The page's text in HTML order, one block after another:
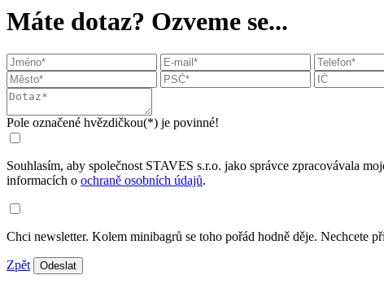
Máte dotaz? Ozveme se...
Pole označené hvězdičkou(*) je povinné!
Souhlasím, aby společnost STAVES s.r.o. jako správce zpracovávala
informacích o ochraně osobních údajů.
Chci newsletter. Kolem minibagrů se toho pořád hodně děje. Nechcete
Zpět Odeslat